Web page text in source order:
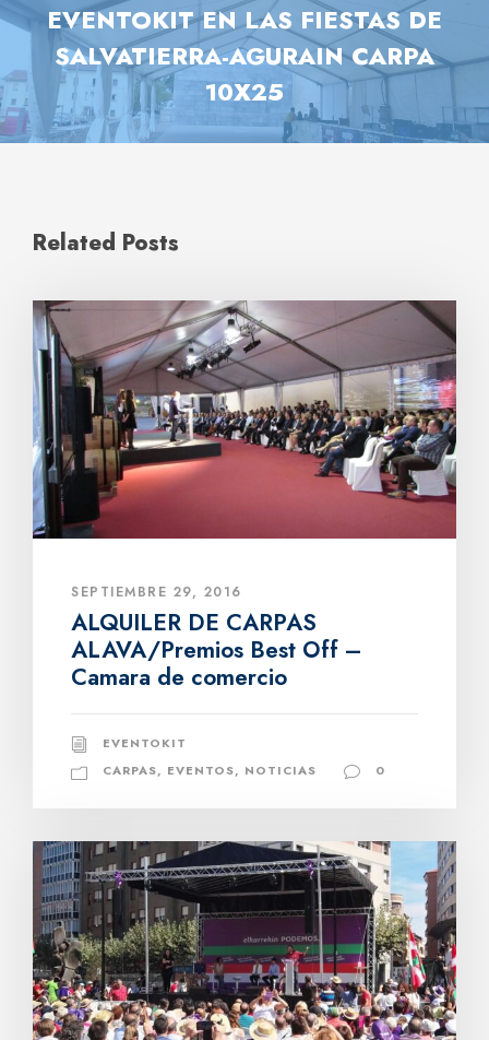
EVENTOKIT EN LAS FIESTAS DE
SALVATIERRA-AGURAIN CARPA
10X25
Related Posts
SEPTIEMBRE 29, 2016
ALQUILER DE CARPAS
ALAVA/Premios Best Off –
Camara de comercio
EVENTOKIT
CARPAS, EVENTOS, NOTICIAS 0